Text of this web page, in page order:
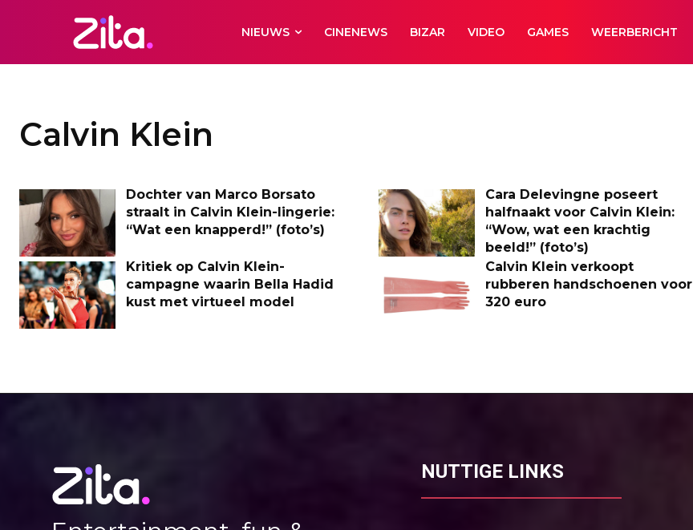
NIEUWS CINENEWS BIZAR VIDEO GAMES WEERBERICHT
Calvin Klein
Dochter van Marco Borsato
straalt in Calvin Klein-lingerie:
“Wat een knapperd!” (foto’s)
Cara Delevingne poseert
halfnaakt voor Calvin Klein:
“Wow, wat een krachtig
beeld!” (foto’s)
Kritiek op Calvin Klein-
campagne waarin Bella Hadid
kust met virtueel model
Calvin Klein verkoopt
rubberen handschoenen voor
320 euro
NUTTIGE LINKS